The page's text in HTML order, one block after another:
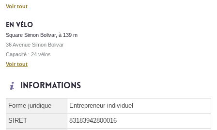
Voir tout
En vélo
Square Simon Bolivar, à 139 m
36 Avenue Simon Bolivar
Capacité : 24 vélos
Voir tout
Informations
Forme juridique Entrepreneur individuel
SIRET 83183942800016